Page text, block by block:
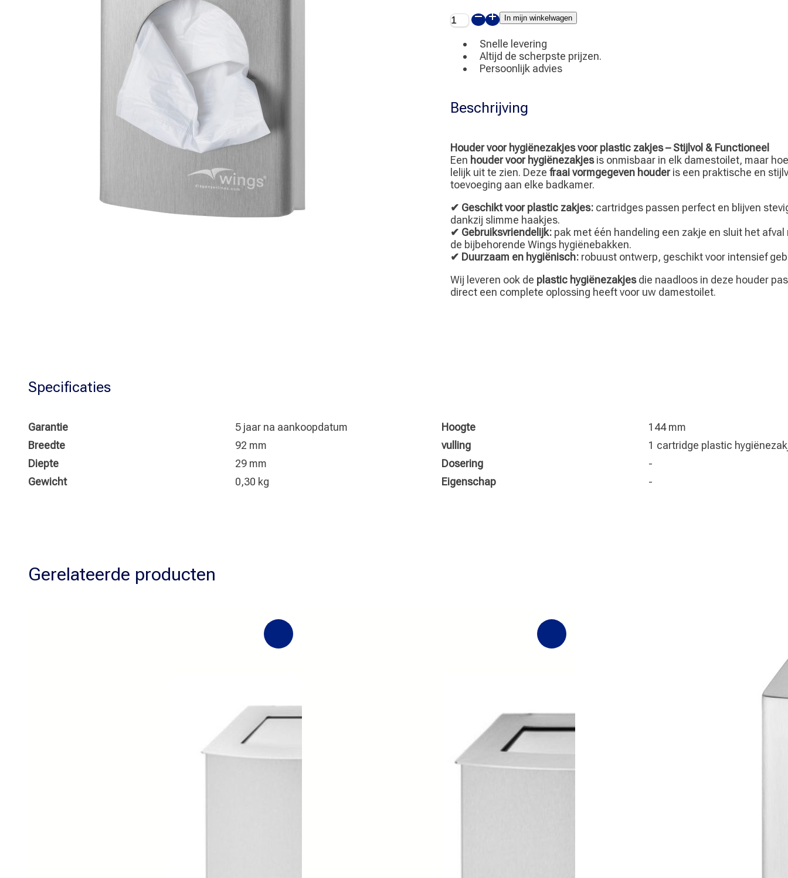
Hygiënezakjesdispenser
(plastic)
In mijn winkelwagen
Snelle levering
Altijd de scherpste prijzen.
Persoonlijk advies
Beschrijving
Houder voor hygiënezakjes voor plastic zakjes – Stijlvol & Functioneel
Een houder voor hygiënezakjesis onmisbaar in elk damestoilet, maar
lelijk uit te zien. Deze fraai vormgegeven houderis een praktische en
toevoeging aan elke badkamer.
✔ Geschikt voor plastic zakjes: cartridges passen perfect en blijven
dankzij slimme haakjes.
✔ Gebruiksvriendelijk: pak met één handeling een zakje en sluit het afval
de bijbehorende Wings hygiënebakken.
✔ Duurzaam en hygiënisch: robuust ontwerp, geschikt voor intensief
Wij leveren ook de plastic hygiënezakjesdie naadloos in deze houder
direct een complete oplossing heeft voor uw damestoilet.
Specificaties
Garantie 5 jaar na aankoopdatum Hoogte
144 mm
Breedte
92 mm vulling
1 cartridge plastic
Diepte
29 mm Dosering
-
Gewicht
0,30 kg Eigenschap -
Gerelateerde producten